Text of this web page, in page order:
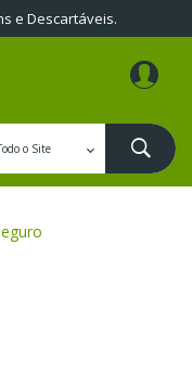
e Descartáveis.